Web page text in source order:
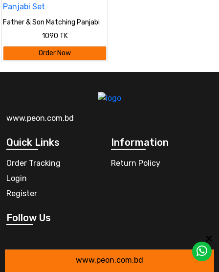
Father & Son Matching Panjabi
1090 TK
Order Now
www.peon.com.bd
Quick Links
Order Tracking
Login
Register
Information
Return Policy
Follow Us
www.peon.com.bd